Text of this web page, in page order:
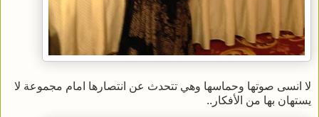
لا انسى صوتها وحماسها وهي تتحدث عن انتصارها امام مجموعة لا
يستهان بها من الأفكار..